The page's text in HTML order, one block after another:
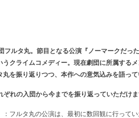
フルタ丸。節目となる公演『ノーマークだっ
うクライムコメディー。現在劇団に所属する
を振り返りつつ、本作への意気込みを語って
れの入団から今までを振り返っていただけま
：フルタ丸の公演は、最初に数回観に行って